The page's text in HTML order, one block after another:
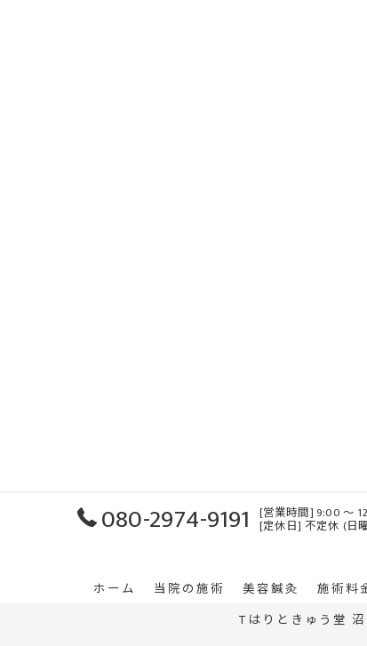
080-2974-9191 [営業時間] 9:00 ～
[定休日] 不定休 (日
ホーム 当院の施術 美容鍼灸 施術料
Tはりときゅう堂